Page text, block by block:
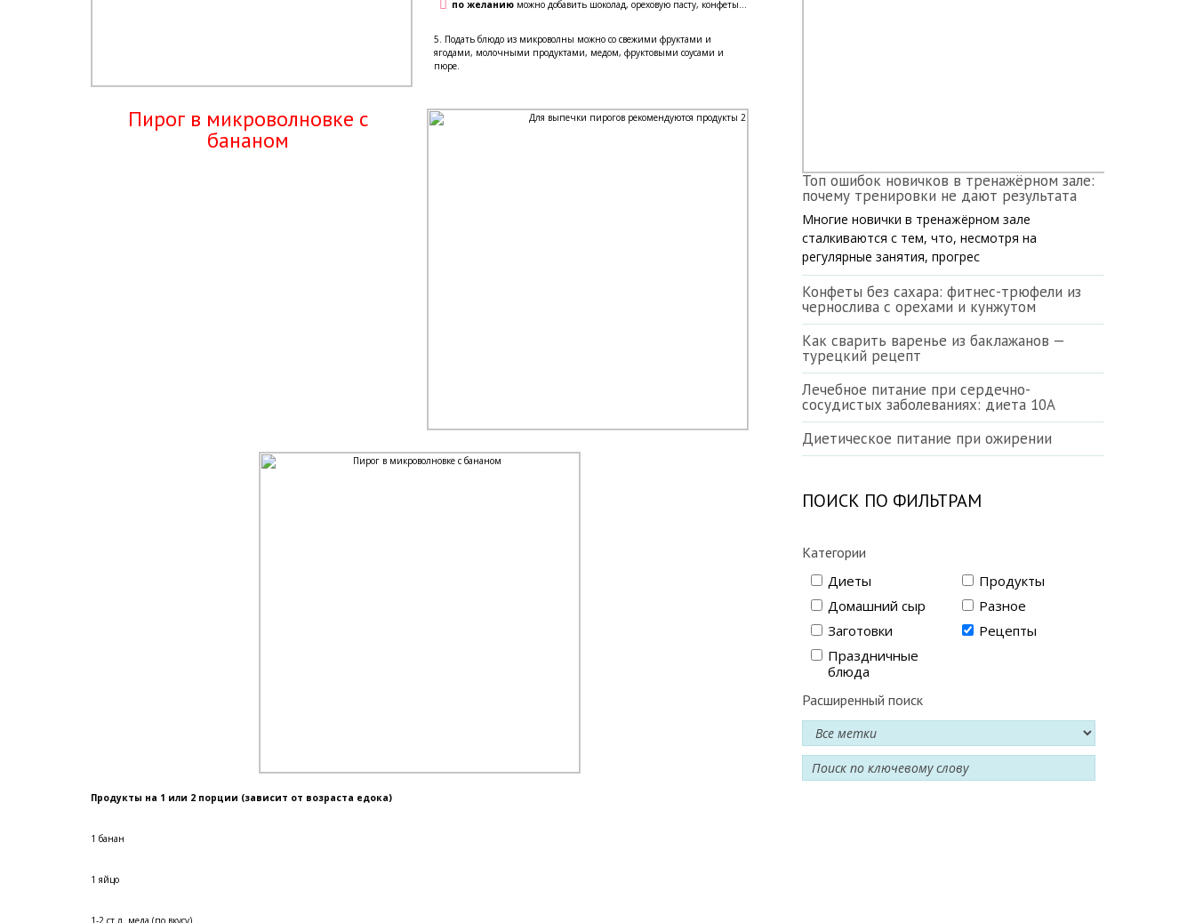
по желанию можно добавить шоколад, ореховую пасту, конфеты...
5. Подать блюдо из микроволны можно со свежими фруктами и
ягодами, молочными продуктами, медом, фруктовыми соусами и
пюре.
Пирог в микроволновке с
бананом
Продукты на 1 или 2 порции (зависит от возраста едока)
1 банан
1 яйцо
Топ ошибок новичков в тренажёрном зале:
почему тренировки не дают результата
Многие новички в тренажёрном зале
сталкиваются с тем, что, несмотря на
регулярные занятия, прогрес
Конфеты без сахара: фитнес-трюфели из
чернослива с орехами и кунжутом
Как сварить варенье из баклажанов —
турецкий рецепт
Лечебное питание при сердечно-
сосудистых заболеваниях: диета 10А
Диетическое питание при ожирении
ПОИСК ПО ФИЛЬТРАМ
Категории
Диеты
Домашний сыр
Заготовки
Праздничные
блюда
Продукты
Разное
Рецепты
Расширенный поиск